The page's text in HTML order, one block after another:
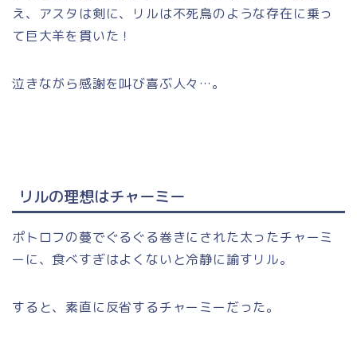
え、アスタは剣に、リルは不死鳥のような存在に乗っ
て巨大羊を貫いた！
泣きながら感謝を叫び喜ぶ人々…。
リルの理想はチャーミー
ポトロフの蔓でぐるぐる巻きにされた太ったチャーミ
ーに、食べすぎはよくないと冷静に諭すリル。
すると、素直に反省するチャーミーだった。